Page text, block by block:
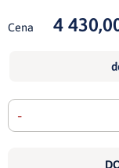
Cena 4
-